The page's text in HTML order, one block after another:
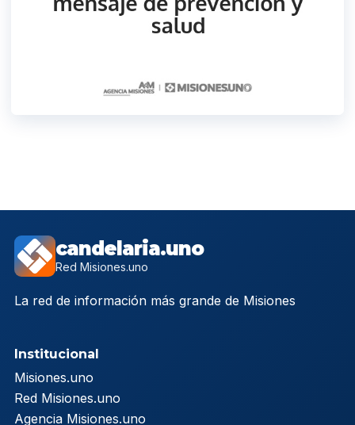
candelaria.uno
Red Misiones.uno
La red de información más grande de Misiones
Institucional
Misiones.uno
Red Misiones.uno
Agencia Misiones.uno